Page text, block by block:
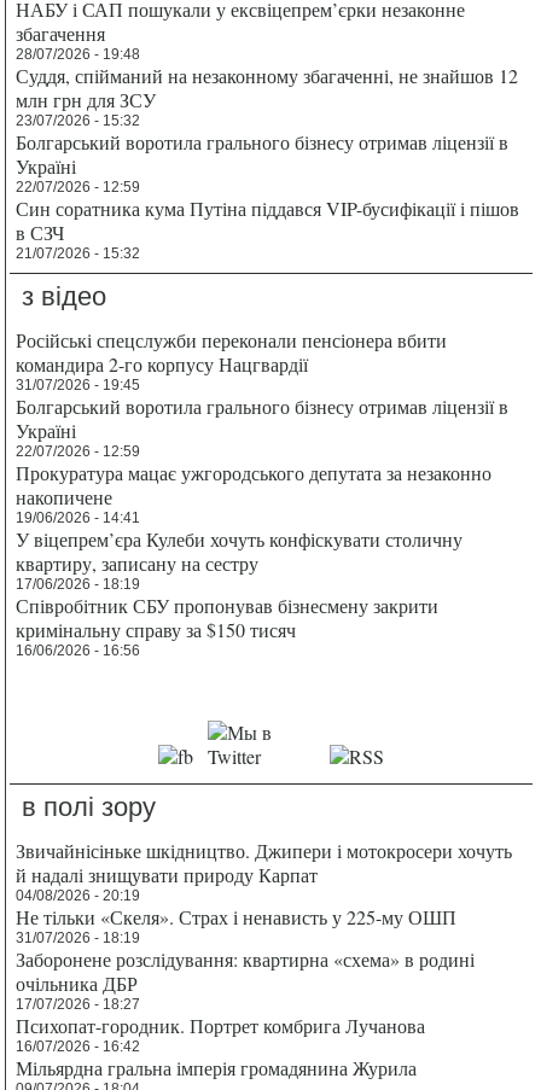
НАБУ і САП пошукали у ексвіцепрем’єрки незаконне
збагачення
28/07/2026 - 19:48
Суддя, спійманий на незаконному збагаченні, не знайшов 12
млн грн для ЗСУ
23/07/2026 - 15:32
Болгарський воротила грального бізнесу отримав ліцензії в
Україні
22/07/2026 - 12:59
Син соратника кума Путіна піддався VIP-бусифікації і пішов
в СЗЧ
21/07/2026 - 15:32
з відео
Російські спецслужби переконали пенсіонера вбити
командира 2-го корпусу Нацгвардії
31/07/2026 - 19:45
Болгарський воротила грального бізнесу отримав ліцензії в
Україні
22/07/2026 - 12:59
Прокуратура мацає ужгородського депутата за незаконно
накопичене
19/06/2026 - 14:41
У віцепрем’єра Кулеби хочуть конфіскувати столичну
квартиру, записану на сестру
17/06/2026 - 18:19
Співробітник СБУ пропонував бізнесмену закрити
кримінальну справу за $150 тисяч
16/06/2026 - 16:56
в полі зору
Звичайнісіньке шкідництво. Джипери і мотокросери хочуть
й надалі знищувати природу Карпат
04/08/2026 - 20:19
Не тільки «Скеля». Страх і ненависть у 225-му ОШП
31/07/2026 - 18:19
Заборонене розслідування: квартирна «схема» в родині
очільника ДБР
17/07/2026 - 18:27
Психопат-городник. Портрет комбрига Лучанова
16/07/2026 - 16:42
Мільярдна гральна імперія громадянина Журила